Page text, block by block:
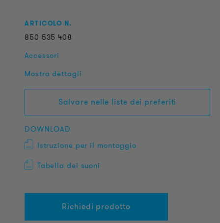
ARTICOLO N.
850 535 408
Accessori
Mostra dettagli
Salvare nelle liste dei preferiti
DOWNLOAD
Istruzione per il montaggio
Tabella dei suoni
Richiedi prodotto